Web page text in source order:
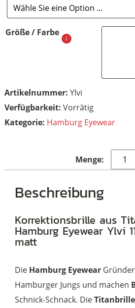
Größe / Farbe
Artikelnummer: Ylvi
Vorrätig
Kategorie: Hamburg Eyewear
matt
Beschreibung
Korrektionsbrille aus
Hamburg Eyewear Ylvi
matt
Die Hamburg Eyewear
Hamburger Jungs und machen
Schnick-Schnack. Die